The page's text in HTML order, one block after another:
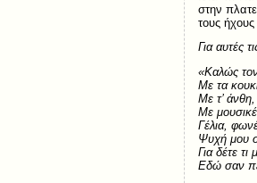
στην
τους
Για αυτές
«Καλώς
Με τα
Με τ’
Με
Γέλια,
Ψυχή μου
Για δέτε
Εδώ σαν